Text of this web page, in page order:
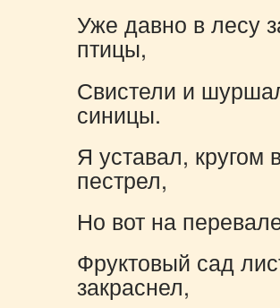
Уже давно в лесу
птицы,
Свистели и
синицы.
Я уставал, кругом
пестрел,
Но вот на
Фруктовый сад
закраснел,